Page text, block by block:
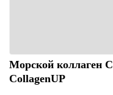
Морской коллаген
CollagenUP